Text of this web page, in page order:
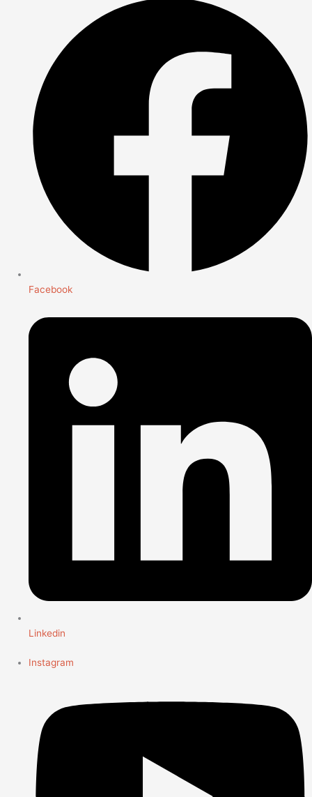
Facebook
Linkedin
Instagram